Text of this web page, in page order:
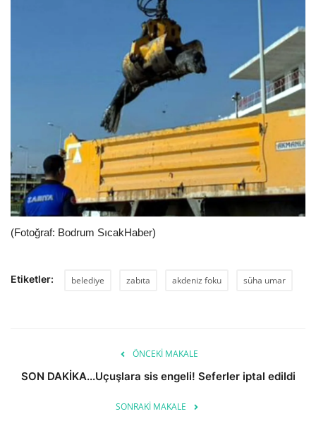
(Fotoğraf: Bodrum SıcakHaber)
Etiketler: belediye zabıta akdeniz foku süha umar
ÖNCEKI MAKALE
SON DAKİKA...Uçuşlara sis engeli! Seferler iptal edildi
SONRAKI MAKALE